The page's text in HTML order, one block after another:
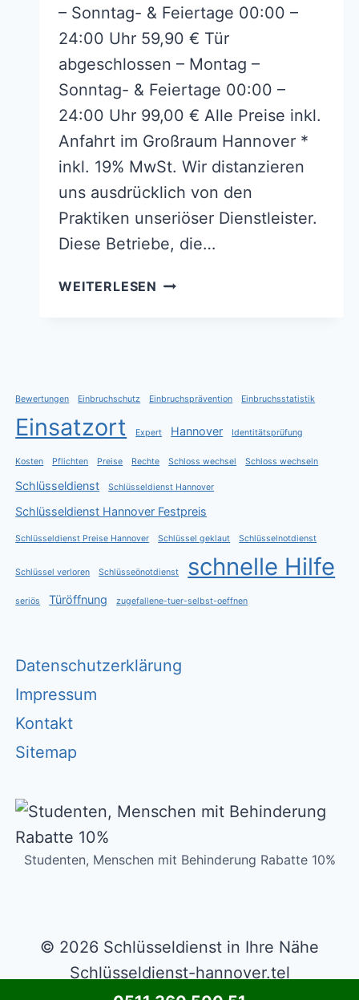
– Sonntag- & Feiertage 00:00 –
24:00 Uhr 59,90 € Tür
abgeschlossen – Montag –
Sonntag- & Feiertage 00:00 –
24:00 Uhr 99,00 € Alle Preise inkl.
Anfahrt im Großraum Hannover *
inkl. 19% MwSt. Wir distanzieren
uns ausdrücklich von den
Praktiken unseriöser Dienstleister.
Diese Betriebe, die…
WEITERLESEN SCHLÜSSELDIENST
Bewertungen Einbruchschutz Einbruchsprävention Einbruchsstatistik
Einsatzort Expert Hannover Identitätsprüfung
Kosten Pflichten Preise Rechte Schloss wechsel Schloss wechseln
Schlüsseldienst Schlüsseldienst Hannover
Schlüsseldienst Hannover Festpreis
Schlüsseldienst Preise Hannover Schlüssel geklaut Schlüsselnotdienst
Schlüssel verloren Schlüsseönotdienst schnelle Hilfe
seriös Türöffnung zugefallene-tuer-selbst-oeffnen
Datenschutzerklärung
Impressum
Kontakt
Sitemap
Studenten, Menschen mit Behinderung Rabatte 10%
© 2026 Schlüsseldienst in Ihre Nähe
Schlüsseldienst-hannover.tel